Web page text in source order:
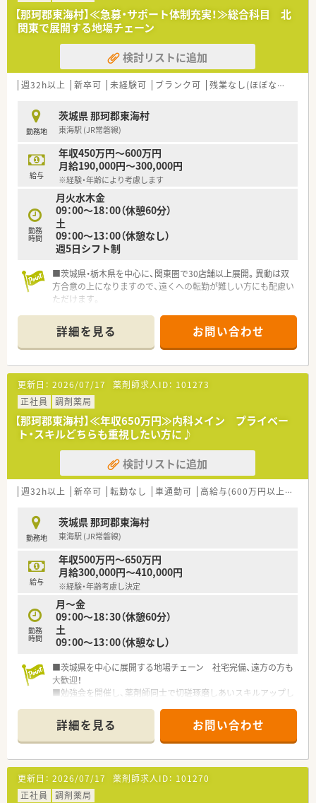
■店舗拡大に伴い、エリアマネジャーや営業部長等のマネジメン
トのポジションも増えます。
■在宅や教育等の専門性を活かせるスペシャリストを目指すこ
とも可能です。
■その他にも、管理部門や商品部門等の本社スタッフなど活動領
域は多種多様です。
■在宅実施店舗は年々増加しており、在宅医療へもしっかりと関
■育児休暇は3歳まで取得が可能で、時短制度は小学5年生まで
時短勤務ができるよう変更予定です。
■年間休日が120日とワークライフバランスが整っています
■日用品から常備薬まで、従業員割引制度など嬉しいメリットも
たくさんあります！
【那珂郡東海村】≪急募・サポート体制充実！≫総合科目 北
関東で展開する地場チェーン
検討リストに追加
週32h以上 新卒可 未経験可 ブランク可 残業なし(ほぼなし含む)
勤務地
茨城県 那珂郡東海村
東海駅 (JR常磐線)
給与
年収450万円～600万円
月給190,000円～300,000円
※経験・年齢により考慮します
勤務
時間
月火水木金
09：00～18：00（休憩60分）
土
09：00～13：00（休憩なし）
週5日シフト制
■茨城県・栃木県を中心に、関東圏で30店舗以上展開。異動は双
方合意の上になりますので、遠くへの転勤が難しい方にも配慮い
ただけます。
■キャリアごとにきめ細やかな研修制度あり。それぞれの経験・
スキル状況に合わせて着実にスキルアップできる体制がありま
す。
詳細を見る お問い合わせ
更新日： 2026/07/17 薬剤師求人ID： 101273
正社員
調剤薬局
【那珂郡東海村】≪年収650万円≫内科メイン プライベー
ト・スキルどちらも重視したい方に♪
検討リストに追加
週32h以上 新卒可 転勤なし 車通勤可 高給与(600万円以上)
勤務地
茨城県 那珂郡東海村
東海駅 (JR常磐線)
給与
年収500万円～650万円
月給300,000円～410,000円
※経験・年齢考慮し決定
勤務
時間
月～金
09：00～18：30（休憩60分）
土
09：00～13：00（休憩なし）
■茨城県を中心に展開する地場チェーン 社宅完備、遠方の方も
大歓迎！
■勉強会を開催し、薬剤師同士で切磋琢磨しあいスキルアップし
礎から学べます。家庭的な環境のなかで経験豊かなスタッフが
親身になって指導します。
■医師、訪問看護師、施設スタッフやケアマネージャーと連携
し、患者さまのご自宅や各種高齢者施設を訪問、お薬をお届け
し、薬剤管理、お薬に関するご説明やご相談に応じています
詳細を見る お問い合わせ
更新日： 2026/07/17 薬剤師求人ID： 101270
正社員
調剤薬局